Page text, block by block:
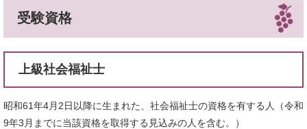
受験資格
上級社会福祉士
昭和61年4月2日以降に生まれた、社会福祉士の資格を有する人（令和
9年3月までに当該資格を取得する見込みの人を含む。）